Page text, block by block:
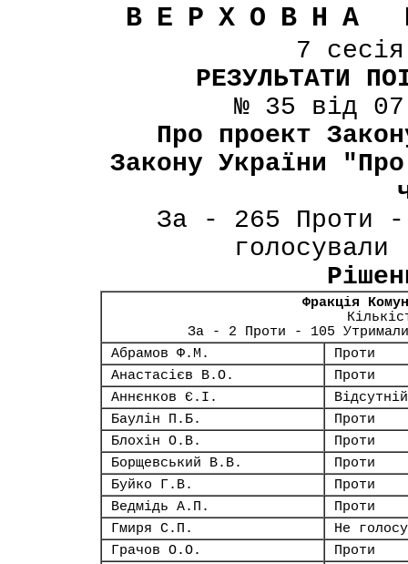
ВЕРХОВНА
7
РЕЗУЛЬТАТИ
№ 35 від
Про проект
Закону України
За - 265 Проти
Фракція
За - 2 Проти - 105
Абрамов Ф.М.
Проти
Анастасієв В.О.
Проти
Аннєнков Є.І.
Відсутній
Баулін П.Б.
Проти
Блохін О.В.
Проти
Борщевський В.В.
Проти
Буйко Г.В.
Проти
Ведмідь А.П.
Проти
Гмиря С.П.
Не
Грачов О.О.
Проти